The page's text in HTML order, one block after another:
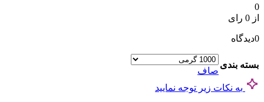
0
از 0 رای
0دیدگاه
بسته بندی
صاف
به نکات زیر توجه نمایید